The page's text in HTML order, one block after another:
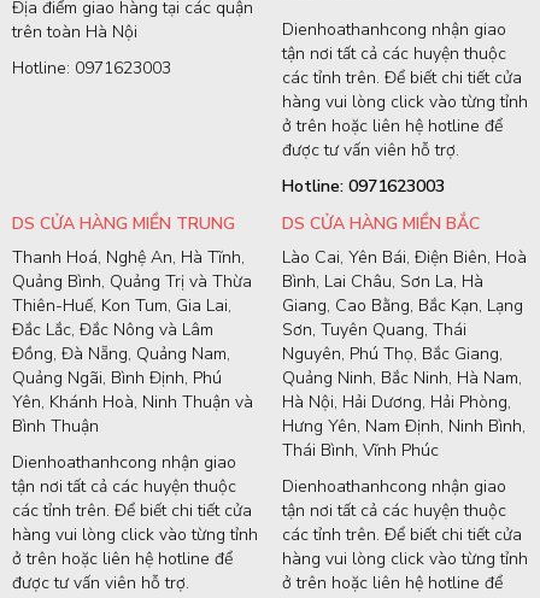
Địa điểm giao hàng tại các quận
trên toàn Hà Nội
Hotline: 0971623003
Dienhoathanhcong nhận giao
tận nơi tất cả các huyện thuộc
các tỉnh trên. Để biết chi tiết cửa
hàng vui lòng click vào từng tỉnh
ở trên hoặc liên hệ hotline để
được tư vấn viên hỗ trợ.
Hotline: 0971623003
DS CỬA HÀNG MIỀN TRUNG
Thanh Hoá, Nghệ An, Hà Tĩnh,
Quảng Bình, Quảng Trị và Thừa
Thiên-Huế, Kon Tum, Gia Lai,
Đắc Lắc, Đắc Nông và Lâm
Đồng, Đà Nẵng, Quảng Nam,
Quảng Ngãi, Bình Định, Phú
Yên, Khánh Hoà, Ninh Thuận và
Bình Thuận
Dienhoathanhcong nhận giao
tận nơi tất cả các huyện thuộc
các tỉnh trên. Để biết chi tiết cửa
hàng vui lòng click vào từng tỉnh
ở trên hoặc liên hệ hotline để
được tư vấn viên hỗ trợ.
DS CỬA HÀNG MIỀN BẮC
Lào Cai, Yên Bái, Điện Biên, Hoà
Bình, Lai Châu, Sơn La, Hà
Giang, Cao Bằng, Bắc Kạn, Lạng
Sơn, Tuyên Quang, Thái
Nguyên, Phú Thọ, Bắc Giang,
Quảng Ninh, Bắc Ninh, Hà Nam,
Hà Nội, Hải Dương, Hải Phòng,
Hưng Yên, Nam Định, Ninh Bình,
Thái Bình, Vĩnh Phúc
Dienhoathanhcong nhận giao
tận nơi tất cả các huyện thuộc
các tỉnh trên. Để biết chi tiết cửa
hàng vui lòng click vào từng tỉnh
ở trên hoặc liên hệ hotline để